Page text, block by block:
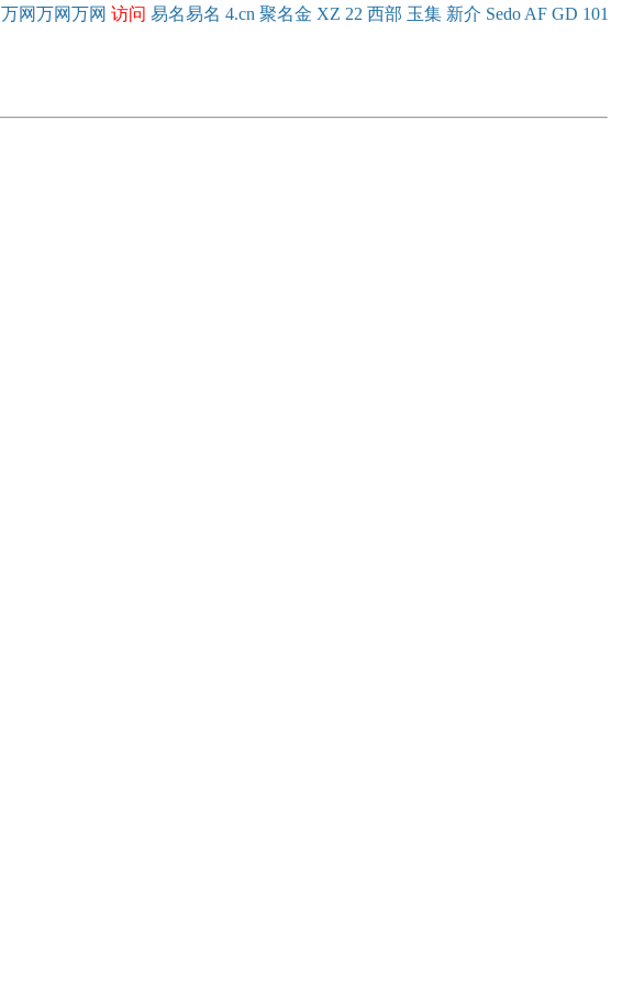
万网万网万网 访问 易名易名 4.cn 聚名金 XZ 22 西部 玉集 新介 Sedo AF GD 101